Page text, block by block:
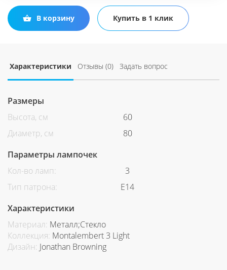
В корзину Купить в 1 клик
Характеристики Отзывы (0) Задать вопрос
Размеры
Высота, см
60
Диаметр, см
80
Параметры лампочек
Кол-во ламп:
3
Тип патрона:
Е14
Характеристики
Материал: Металл;Стекло
Коллекция: Montalembert 3 Light
Дизайн: Jonathan Browning